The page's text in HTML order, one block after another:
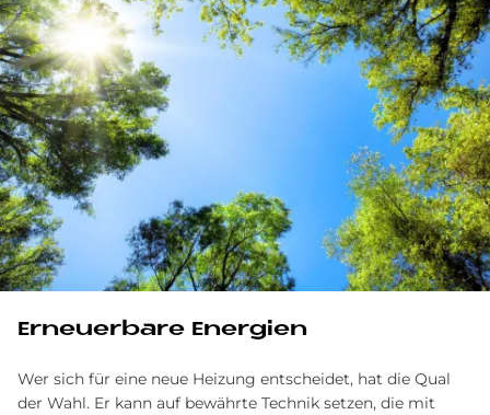
Er­neu­er­ba­re En­er­gi­en
Wer sich für eine neue Heizung entscheidet, hat die Qual
der Wahl. Er kann auf bewährte Technik setzen, die mit